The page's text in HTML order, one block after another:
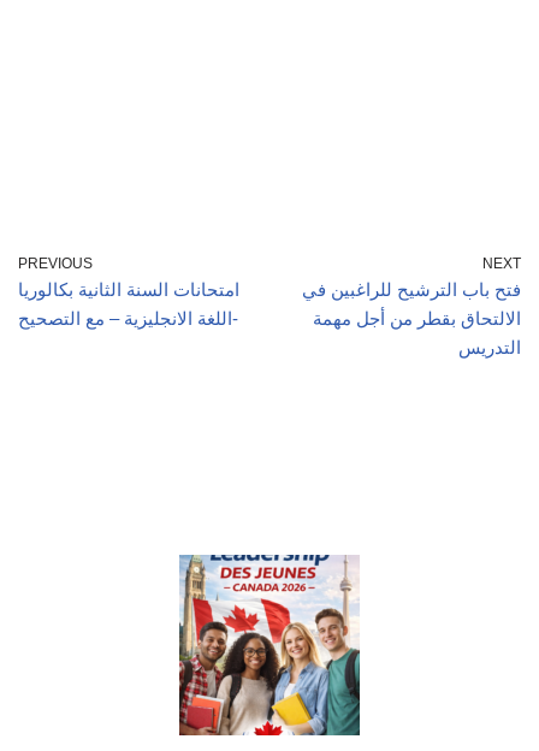
PREVIOUS
امتحانات السنة الثانية بكالوريا
اللغة الانجليزية – مع التصحيح-
NEXT
فتح باب الترشيح للراغبين في
الالتحاق بقطر من أجل مهمة
التدريس